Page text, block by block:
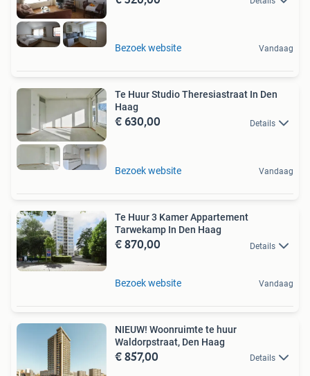
Bezoek website Vandaag
Te Huur Studio Theresiastraat In Den
Haag
€ 630,00 Details
Bezoek website Vandaag
Te Huur 3 Kamer Appartement
Tarwekamp In Den Haag
€ 870,00 Details
Bezoek website Vandaag
NIEUW! Woonruimte te huur
Waldorpstraat, Den Haag
€ 857,00 Details